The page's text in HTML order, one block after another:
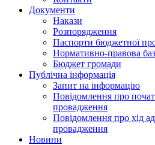
Документи
Накази
Розпорядження
Паспорти бюджетної
Нормативно-правова
Бюджет громади
Публічна інформація
Запит на інформацію
Повідомлення про
провадження
Повідомлення про хід
провадження
Новини